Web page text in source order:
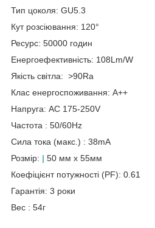
Тип цоколя: GU5.3
Кут розсіювання: 120°
Ресурс: 50000 годин
Енергоефективність: 108Lm/W
Якість світла: >90Ra
Клас енергоспоживання: А++
Напруга: AC 175-250V
Частота : 50/60Hz
Сила тока (макс.) : 38mA
Розмір: | 50 мм х 55мм
Коефіцієнт потужності (PF): 0.61
Гарантія: 3 роки
Вес : 54г